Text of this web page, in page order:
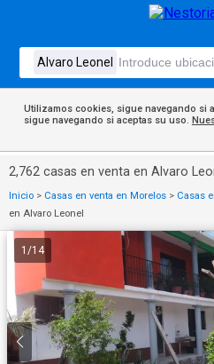
Utilizamos cookies, sigue navegando si
sigue navegando si aceptas su uso.
2,762 casas en venta en Alvaro
Inicio > Casas en venta en Morelos > Casas
en Alvaro Leonel
1 /14